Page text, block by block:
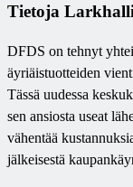
Tietoja
DFDS on tehnyt
äyriäistuotteiden
Tässä uudessa
sen ansiosta useat
vähentää
jälkeisestä